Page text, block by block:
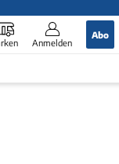
Anmelden
Abo